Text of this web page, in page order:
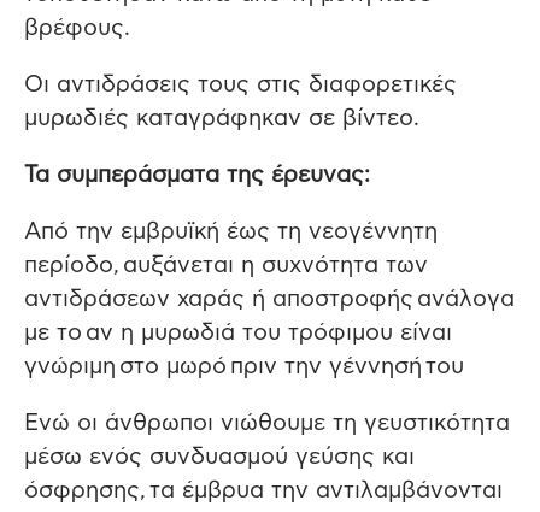
βρέφους.
Οι αντιδράσεις τους στις διαφορετικές
μυρωδιές καταγράφηκαν σε βίντεο.
Τα συμπεράσματα της έρευνας:
Από την εμβρυϊκή έως τη νεογέννητη
περίοδο, αυξάνεται η συχνότητα των
αντιδράσεων χαράς ή αποστροφής ανάλογα
με το αν η μυρωδιά του τρόφιμου είναι
γνώριμη στο μωρό πριν την γέννησή του
Ενώ οι άνθρωποι νιώθουμε τη γευστικότητα
μέσω ενός συνδυασμού γεύσης και
όσφρησης, τα έμβρυα την αντιλαμβάνονται